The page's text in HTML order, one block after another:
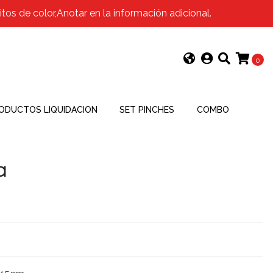
de color,Anotar en la información adicional.
0
LIQUIDACION SET PINCHES COMBO